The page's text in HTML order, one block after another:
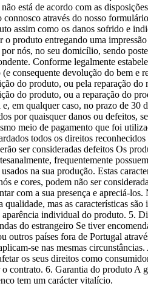
está de acordo com as
connosco através do nosso
assim como os danos sofrido e
o produto entregando uma
nós, no seu domicílio, sendo
Conforme legalmente
(e consequente devolução do bem e
do produto, ou pela reparação do
do produto, ou a reparação do
e, em qualquer caso, no prazo de 30
por quaisquer danos ou defeitos,
meio de pagamento que foi
todos os direitos
ser consideradas defeitos Os
frequentemente
na sua produção. Estas
e cores, podem não ser
com a sua presença e apreciá-
qualidade, mas as características
aparência individual do produto. 5.
do estrangeiro Se tiver
outros países fora de Portugal
se nas mesmas
os seus direitos como
o contrato. 6. Garantia do produto A
tem um carácter vitalício.